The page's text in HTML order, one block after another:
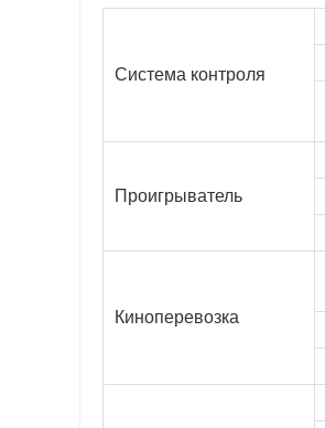
Система контроля
Проигрыватель
Киноперевозка